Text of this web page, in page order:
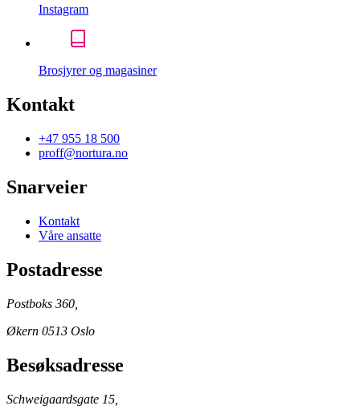
Instagram
Brosjyrer og magasiner
Kontakt
+47 955 18 500
proff@nortura.no
Snarveier
Kontakt
Våre ansatte
Postadresse
Postboks 360,
Økern 0513 Oslo
Besøksadresse
Schweigaardsgate 15,